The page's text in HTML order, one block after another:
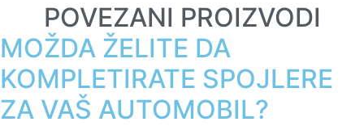
POVEZANI PROIZVODI
MOŽDA ŽELITE DA
KOMPLETIRATE SPOJLERE
ZA VAŠ AUTOMOBIL?